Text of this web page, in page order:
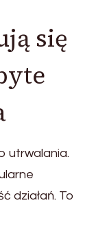
się
utrwalania.
działań. To